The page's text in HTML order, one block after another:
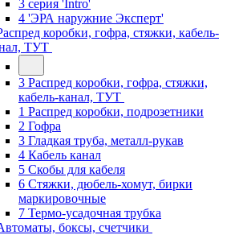
3 серия 'Intro'
4 'ЭРА наружние Эксперт'
коробки, гофра, стяжки, кабель-
ТУТ
3 Распред коробки, гофра, стяжки,
кабель-канал, ТУТ
1 Распред коробки, подрозетники
2 Гофра
3 Гладкая труба, металл-рукав
4 Кабель канал
5 Скобы для кабеля
6 Стяжки, дюбель-хомут, бирки
маркировочные
7 Термо-усадочная трубка
боксы, счетчики